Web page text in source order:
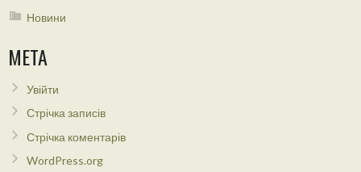
Новини
МЕТА
Увійти
Стрічка записів
Стрічка коментарів
WordPress.org